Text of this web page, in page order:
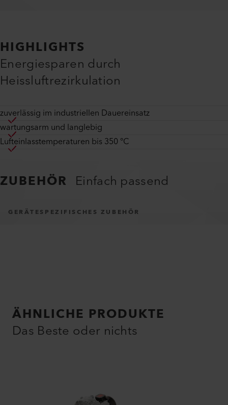
HIGHLIGHTS
Energiesparen durch
Heissluftrezirkulation
zuverlässig im industriellen Dauereinsatz
wartungsarm und langlebig
Lufteinlasstemperaturen bis 350 °C
ZUBEHÖR Einfach passend
GERÄTESPEZIFISCHES ZUBEHÖR
ÄHNLICHE PRODUKTE
Das Beste oder nichts